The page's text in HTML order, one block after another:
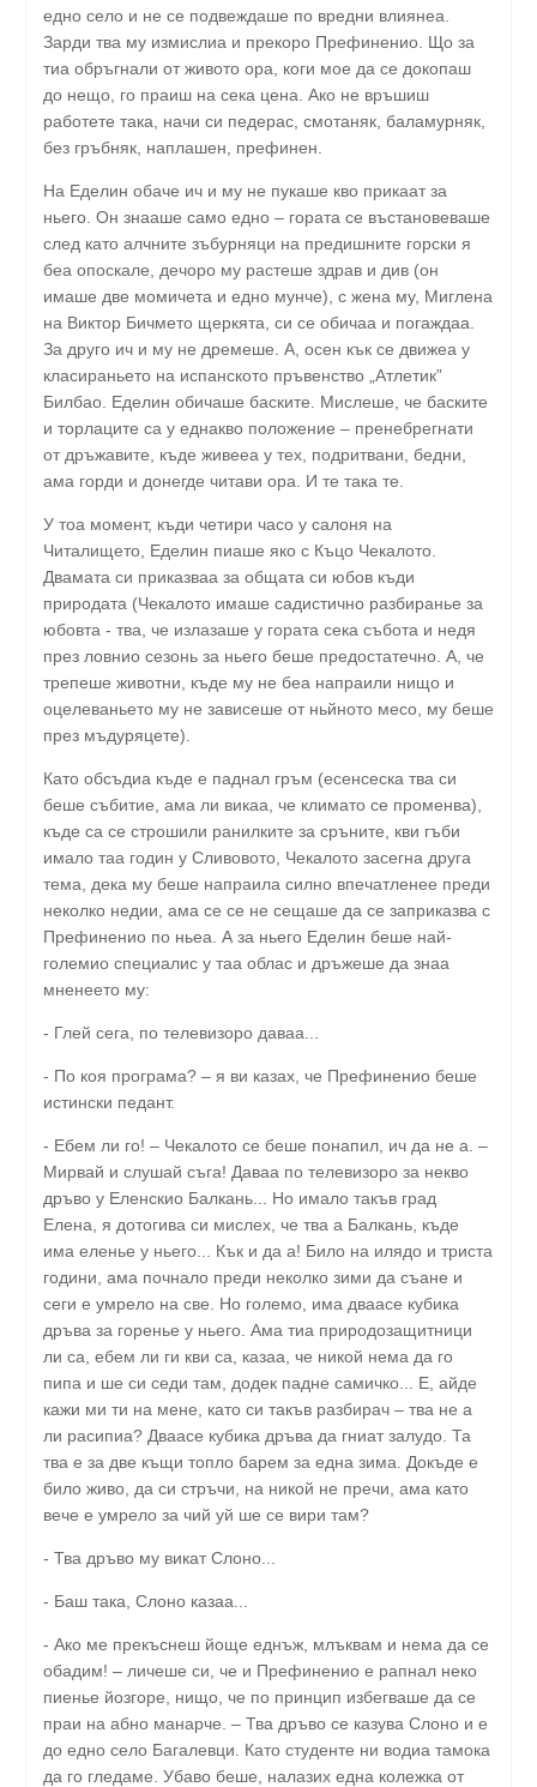
едно село и не се подвеждаше по вредни влиянеа.
Зарди тва му измислиа и прекоро Префиненио. Що за
тиа обръгнали от живото ора, коги мое да се докопаш
до нещо, го праиш на сека цена. Ако не връшиш
работете така, начи си педерас, смотаняк, баламурняк,
без гръбняк, наплашен, префинен.
На Еделин обаче ич и му не пукаше кво прикаат за
ньего. Он знааше само едно – гората се въстановеваше
след като алчните зъбурняци на предишните горски я
беа опоскале, дечоро му растеше здрав и див (он
имаше две момичета и едно мунче), с жена му, Миглена
на Виктор Бичмето щеркята, си се обичаа и погаждаа.
За друго ич и му не дремеше. А, осен кък се движеа у
класираньето на испанското пръвенство „Атлетик”
Билбао. Еделин обичаше баските. Мислеше, че баските
и торлаците са у еднакво положение – пренебрегнати
от дръжавите, къде живееа у тех, подритвани, бедни,
ама горди и донегде читави ора. И те така те.
У тоа момент, къди четири часо у салоня на
Читалището, Еделин пиаше яко с Къцо Чекалото.
Двамата си приказваа за общата си юбов къди
природата (Чекалото имаше садистично разбиранье за
юбовта - тва, че излазаше у гората сека събота и недя
през ловнио сезонь за ньего беше предостатечно. А, че
трепеше животни, къде му не беа напраили нищо и
оцелеваньето му не зависеше от ньйното месо, му беше
през мъдуряцете).
Като обсъдиа къде е паднал гръм (есенсеска тва си
беше събитие, ама ли викаа, че климато се променва),
къде са се строшили ранилките за сръните, кви гъби
имало таа годин у Сливовото, Чекалото засегна друга
тема, дека му беше напраила силно впечатленее преди
неколко недии, ама се се не сещаше да се заприказва с
Префиненио по ньеа. А за ньего Еделин беше най-
големио специалис у таа облас и дръжеше да знаа
мненеето му:
- Глей сега, по телевизоро даваа...
- По коя програма? – я ви казах, че Префиненио беше
истински педант.
- Ебем ли го! – Чекалото се беше понапил, ич да не а. –
Мирвай и слушай съга! Даваа по телевизоро за некво
дръво у Еленскио Балкань... Но имало такъв град
Елена, я дотогива си мислех, че тва а Балкань, къде
има еленье у ньего... Кък и да а! Било на илядо и триста
години, ама почнало преди неколко зими да съане и
сеги е умрело на све. Но големо, има дваасе кубика
дръва за горенье у ньего. Ама тиа природозащитници
ли са, ебем ли ги кви са, казаа, че никой нема да го
пипа и ше си седи там, додек падне самичко... Е, айде
кажи ми ти на мене, като си такъв разбирач – тва не а
ли расипиа? Дваасе кубика дръва да гниат залудо. Та
тва е за две къщи топло барем за една зима. Докъде е
било живо, да си стръчи, на никой не пречи, ама като
вече е умрело за чий уй ше се вири там?
- Тва дръво му викат Слоно...
- Баш така, Слоно казаа...
- Ако ме прекъснеш йоще еднъж, млъквам и нема да се
обадим! – личеше си, че и Префиненио е рапнал неко
пиенье йозгоре, нищо, че по принцип избегваше да се
праи на абно манарче. – Тва дръво се казува Слоно и е
до едно село Багалевци. Като студенте ни водиа тамока
да го гледаме. Убаво беше, налазих една колежка от